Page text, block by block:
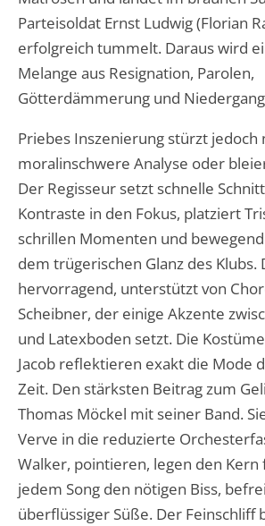
Parteisoldat Ernst Ludwig (Florian
erfolgreich tummelt. Daraus wird
Melange aus Resignation, Parolen,
Götterdämmerung und
Priebes Inszenierung stürzt jedoch
moralinschwere Analyse oder
Der Regisseur setzt schnelle
Kontraste in den Fokus, platziert
schrillen Momenten und
dem trügerischen Glanz des Klubs.
hervorragend, unterstützt von
Scheibner, der einige Akzente
und Latexboden setzt. Die
Jacob reflektieren exakt die Mode
Zeit. Den stärksten Beitrag zum
Thomas Möckel mit seiner Band.
Verve in die reduzierte
Walker, pointieren, legen den Kern
jedem Song den nötigen Biss,
überflüssiger Süße. Der Feinschliff